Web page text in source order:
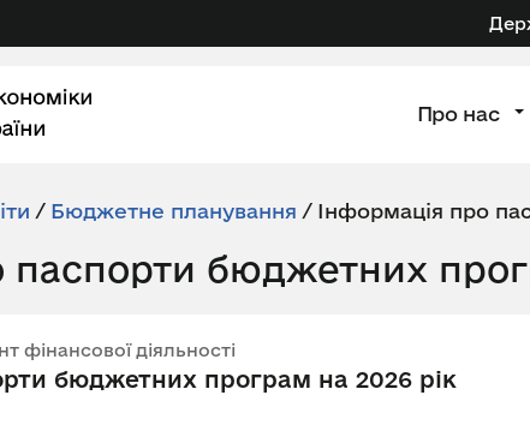
Про нас
/ Бюджетне планування / Інформація про
паспорти бюджетних
фінансової діяльності
бюджетних програм на 2026 рік